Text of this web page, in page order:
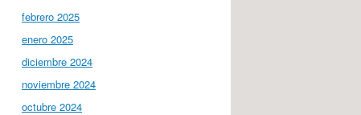
febrero 2025
enero 2025
diciembre 2024
noviembre 2024
octubre 2024